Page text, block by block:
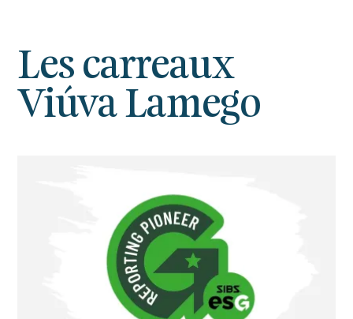
Les carreaux
Viúva Lamego